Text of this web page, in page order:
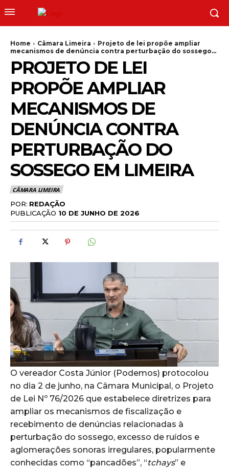
Home Câmara Limeira
Projeto de lei propõe ampliar
mecanismos de denúncia contra perturbação do sossego...
PROJETO DE LEI
PROPÕE AMPLIAR
MECANISMOS DE
DENÚNCIA CONTRA
PERTURBAÇÃO DO
SOSSEGO EM LIMEIRA
CÂMARA LIMEIRA
POR: REDAÇÃO
PUBLICAÇÃO 10 DE JUNHO DE 2026
O vereador Costa Júnior (Podemos) protocolou
no dia 2 de junho, na Câmara Municipal, o Projeto
de Lei Nº 76/2026 que estabelece diretrizes para
ampliar os mecanismos de fiscalização e
recebimento de denúncias relacionadas à
perturbação do sossego, excesso de ruídos e
aglomerações sonoras irregulares, popularmente
conhecidas como “pancadões”, “tchays” e